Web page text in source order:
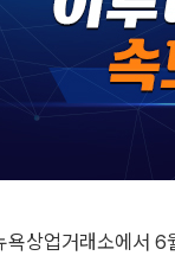
상업거래소에서